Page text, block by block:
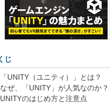
じ
「UNITY（ユニティ）」とは？
なぜ、「UNITY」が人気なのか？
UNITYのはじめ方と注意点